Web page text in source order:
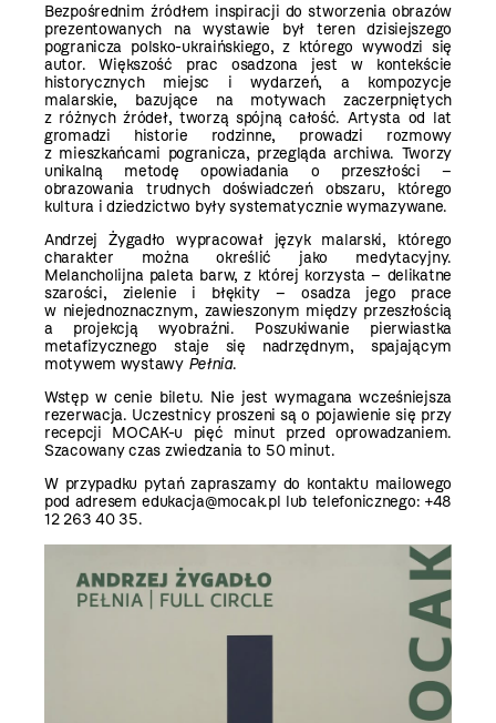
Bezpośrednim źródłem inspiracji do stworzenia obrazów
prezentowanych na wystawie był teren dzisiejszego
pogranicza polsko-ukraińskiego, z którego wywodzi się
autor. Większość prac osadzona jest w kontekście
historycznych miejsc i wydarzeń, a kompozycje
malarskie, bazujące na motywach zaczerpniętych
z różnych źródeł, tworzą spójną całość. Artysta od lat
gromadzi historie rodzinne, prowadzi rozmowy
z mieszkańcami pogranicza, przegląda archiwa. Tworzy
unikalną metodę opowiadania o przeszłości –
obrazowania trudnych doświadczeń obszaru, którego
kultura i dziedzictwo były systematycznie wymazywane.
Andrzej Żygadło wypracował język malarski, którego
charakter można określić jako medytacyjny.
Melancholijna paleta barw, z której korzysta – delikatne
szarości, zielenie i błękity – osadza jego prace
w niejednoznacznym, zawieszonym między przeszłością
a projekcją wyobraźni. Poszukiwanie pierwiastka
metafizycznego staje się nadrzędnym, spajającym
motywem wystawy Pełnia.
Wstęp w cenie biletu. Nie jest wymagana wcześniejsza
rezerwacja. Uczestnicy proszeni są o pojawienie się przy
recepcji MOCAK-u pięć minut przed oprowadzaniem.
Szacowany czas zwiedzania to 50 minut.
W przypadku pytań zapraszamy do kontaktu mailowego
pod adresem edukacja@mocak.pl lub telefonicznego: +48
12 263 40 35.